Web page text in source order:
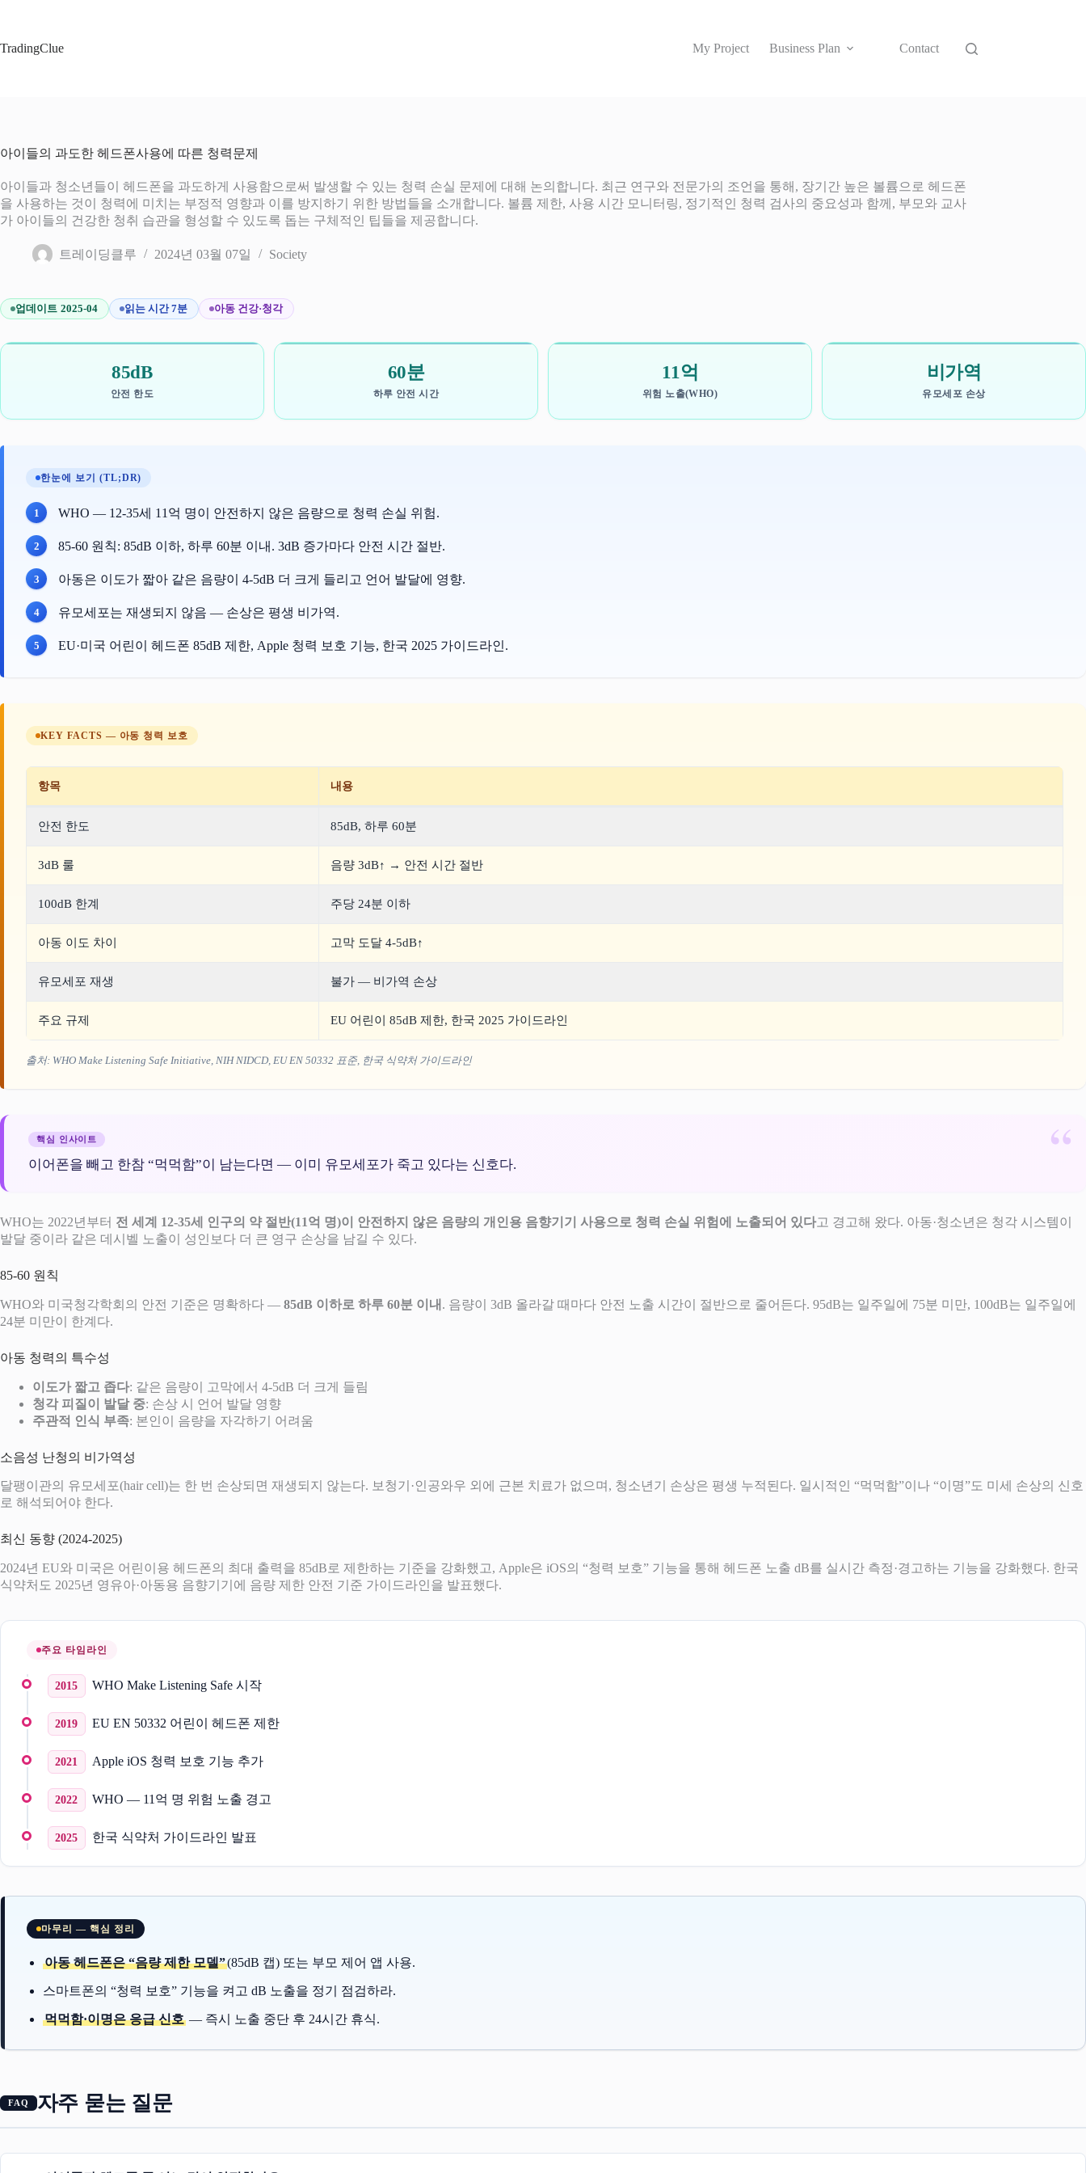
으
TradingClue My Project Business Plan Contact
아이들의 과도한 헤드폰사용에 따른 청력문제
아이들과 청소년들이 헤드폰을 과도하게 사용함으로써 발생할 수 있는 청력 손실 문제에 대해 논의합니다. 최근 연구와 전문가의 조언을 통해, 장기간 높은 볼륨으로 헤드폰
을 사용하는 것이 청력에 미치는 부정적 영향과 이를 방지하기 위한 방법들을 소개합니다. 볼륨 제한, 사용 시간 모니터링, 정기적인 청력 검사의 중요성과 함께, 부모와 교사
가 아이들의 건강한 청취 습관을 형성할 수 있도록 돕는 구체적인 팁들을 제공합니다.
트레이딩클루 2024년 03월 07일 Society
업데이트 2025-04 읽는 시간 7분 아동 건강·청각
85dB
안전 한도
60분
하루 안전 시간
11억
위험 노출(WHO)
비가역
유모세포 손상
한눈에 보기 (TL;DR)
WHO — 12-35세 11억 명이 안전하지 않은 음량으로 청력 손실 위험.
85-60 원칙: 85dB 이하, 하루 60분 이내. 3dB 증가마다 안전 시간 절반.
아동은 이도가 짧아 같은 음량이 4-5dB 더 크게 들리고 언어 발달에 영향.
유모세포는 재생되지 않음 — 손상은 평생 비가역.
EU·미국 어린이 헤드폰 85dB 제한, Apple 청력 보호 기능, 한국 2025 가이드라인.
KEY FACTS — 아동 청력 보호
항목 내용
안전 한도 85dB, 하루 60분
3dB 룰 음량 3dB↑ → 안전 시간 절반
100dB 한계 주당 24분 이하
아동 이도 차이 고막 도달 4-5dB↑
유모세포 재생 불가 — 비가역 손상
주요 규제 EU 어린이 85dB 제한, 한국 2025 가이드라인
출처: WHO Make Listening Safe Initiative, NIH NIDCD, EU EN 50332 표준, 한국 식약처 가이드라인
핵심 인사이트
이어폰을 빼고 한참 “먹먹함”이 남는다면 — 이미 유모세포가 죽고 있다는 신호다.
WHO는 2022년부터 전 세계 12-35세 인구의 약 절반(11억 명)이 안전하지 않은 음량의 개인용 음향기기 사용으로 청력 손실 위험에 노출되어 있다고 경고해 왔다. 아동·청소년은 청각 시스템이
발달 중이라 같은 데시벨 노출이 성인보다 더 큰 영구 손상을 남길 수 있다.
85-60 원칙
WHO와 미국청각학회의 안전 기준은 명확하다 — 85dB 이하로 하루 60분 이내 . 음량이 3dB 올라갈 때마다 안전 노출 시간이 절반으로 줄어든다. 95dB는 일주일에 75분 미만, 100dB는 일주일에
24분 미만이 한계다.
아동 청력의 특수성
이도가 짧고 좁다: 같은 음량이 고막에서 4-5dB 더 크게 들림
청각 피질이 발달 중: 손상 시 언어 발달 영향
주관적 인식 부족: 본인이 음량을 자각하기 어려움
소음성 난청의 비가역성
달팽이관의 유모세포(hair cell)는 한 번 손상되면 재생되지 않는다. 보청기·인공와우 외에 근본 치료가 없으며, 청소년기 손상은 평생 누적된다. 일시적인 “먹먹함”이나 “이명”도 미세 손상의 신호
로 해석되어야 한다.
최신 동향 (2024-2025)
2024년 EU와 미국은 어린이용 헤드폰의 최대 출력을 85dB로 제한하는 기준을 강화했고, Apple은 iOS의 “청력 보호” 기능을 통해 헤드폰 노출 dB를 실시간 측정·경고하는 기능을 강화했다. 한국
식약처도 2025년 영유아·아동용 음향기기에 음량 제한 안전 기준 가이드라인을 발표했다.
주요 타임라인
2015 WHO Make Listening Safe 시작
2019 EU EN 50332 어린이 헤드폰 제한
2021 Apple iOS 청력 보호 기능 추가
2022 WHO — 11억 명 위험 노출 경고
2025 한국 식약처 가이드라인 발표
마무리 — 핵심 정리
아동 헤드폰은 “음량 제한 모델”(85dB 캡) 또는 부모 제어 앱 사용.
스마트폰의 “청력 보호” 기능을 켜고 dB 노출을 정기 점검하라.
먹먹함·이명은 응급 신호 — 즉시 노출 중단 후 24시간 휴식.
자주 묻는 질문